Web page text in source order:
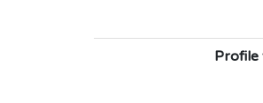
Profile